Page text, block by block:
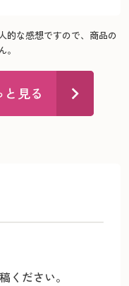
的な感想ですので、商品の
と見る
ください。